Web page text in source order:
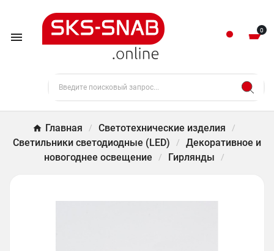
 0
Главная
Светотехнические изделия
Светильники светодиодные (LED)
Декоративное и
новогоднее освещение
Гирлянды